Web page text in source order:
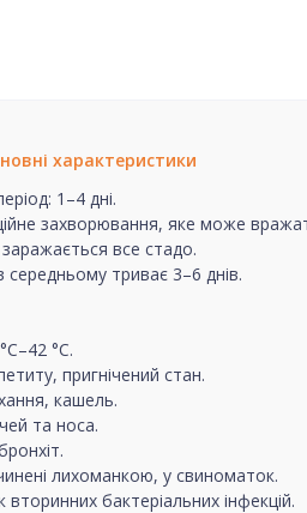
характеристики
1–4 дні.
захворювання, яке може
заражається все стадо.
триває 3–6 днів.
°C.
пригнічений стан.
кашель.
та носа.
лихоманкою, у свиноматок.
вторинних бактеріальних інфекцій.